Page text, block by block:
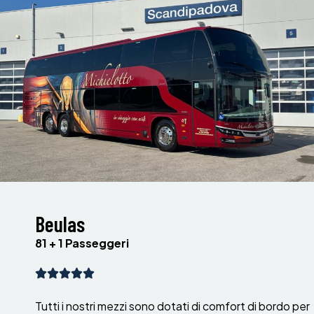
Beulas
81 + 1 Passeggeri
Tutti i nostri mezzi sono dotati di comfort di bordo per